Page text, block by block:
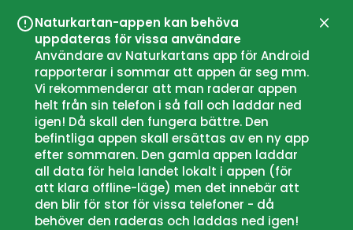
Naturkartan-appen kan behöva
uppdateras för vissa användare
Användare av Naturkartans app för Android
rapporterar i sommar att appen är seg mm.
Vi rekommenderar att man raderar appen
helt från sin telefon i så fall och laddar ned
igen! Då skall den fungera bättre. Den
befintliga appen skall ersättas av en ny app
efter sommaren. Den gamla appen laddar
all data för hela landet lokalt i appen (för
att klara offline-läge) men det innebär att
den blir för stor för vissa telefoner - då
behöver den raderas och laddas ned igen!